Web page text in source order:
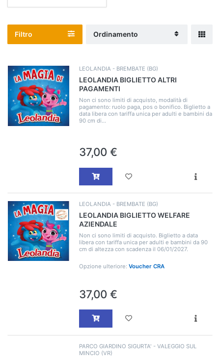
Filtro Ordinamento
LEOLANDIA - BREMBATE (BG)
LEOLANDIA BIGLIETTO ALTRI
PAGAMENTI
Non ci sono limiti di acquisto, modalità di
pagamento: ruolo paga, pos o bonifico. Biglietto a
data libera con tariffa unica per adulti e bambini da
90 cm di...
37,00 €
LEOLANDIA - BREMBATE (BG)
LEOLANDIA BIGLIETTO WELFARE
AZIENDALE
Non ci sono limiti di acquisto. Biglietto a data
libera con tariffa unica per adulti e bambini da 90
cm di altezza con scadenza il 06/01/2027.
Opzione ulteriore: Voucher CRA
37,00 €
PARCO GIARDINO SIGURTA' - VALEGGIO SUL
MINCIO (VR)